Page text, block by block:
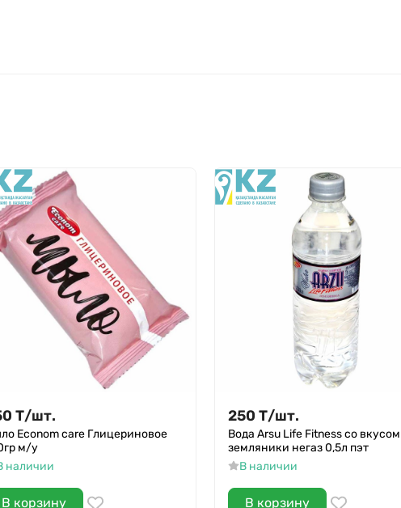
Т/шт.
Econom care Глицериновое
м/у
наличии
В корзину
250 Т/шт.
Вода Arsu Life Fitness со вкусом
земляники негаз 0,5л пэт
В наличии
В корзину